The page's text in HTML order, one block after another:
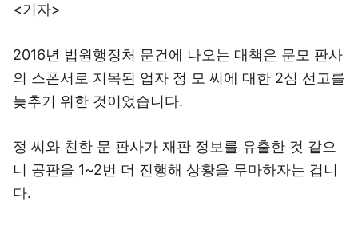
<기자>
2016년 법원행정처 문건에 나오는 대책은 문모 판사
의 스폰서로 지목된 업자 정 모 씨에 대한 2심 선고를
늦추기 위한 것이었습니다.
정 씨와 친한 문 판사가 재판 정보를 유출한 것 같으
니 공판을 1~2번 더 진행해 상황을 무마하자는 겁니
다.